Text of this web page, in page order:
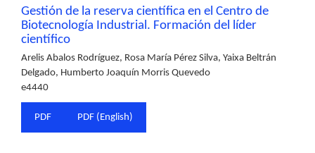
Gestión de la reserva científica en el Centro de
Biotecnología Industrial. Formación del líder
científico
Arelis Abalos Rodríguez, Rosa María Pérez Silva, Yaixa Beltrán
Delgado, Humberto Joaquín Morris Quevedo
e4440
PDF PDF (English)